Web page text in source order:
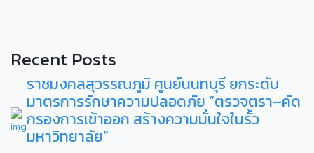
Recent Posts
ราชมงคลสุวรรณภูมิ ศูนย์นนทบุรี ยกระดับ
มาตรการรักษาความปลอดภัย “ตรวจตรา–คัด
กรองการเข้าออก สร้างความมั่นใจในรั้ว
มหาวิทยาลัย”